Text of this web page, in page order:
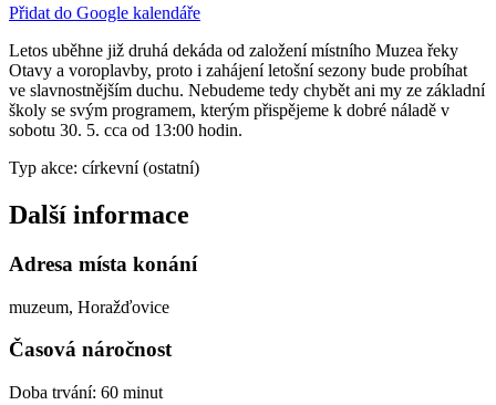
Přidat do Google kalendáře
Letos uběhne již druhá dekáda od založení místního Muzea řeky
Otavy a voroplavby, proto i zahájení letošní sezony bude probíhat
ve slavnostnějším duchu. Nebudeme tedy chybět ani my ze základní
školy se svým programem, kterým přispějeme k dobré náladě v
sobotu 30. 5. cca od 13:00 hodin.
Typ akce: církevní (ostatní)
Další informace
Adresa místa konání
muzeum, Horažďovice
Časová náročnost
Doba trvání: 60 minut